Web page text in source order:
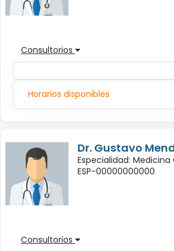
Consultorios
Horarios disponibles
Dr. Gustavo
Especialidad: Medicina
ESP-00000000000
Consultorios